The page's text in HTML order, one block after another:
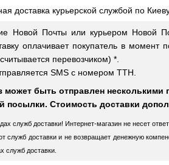
доставка курьерской службой по
Новой Почты или курьером Новой
оплачивает покупатель в момент
перевозчиком) *.
SMS с номером ТТН.
может быть отправлен
посылки. Стоимость доставки
служб доставки! Интернет-магазин не несет
служб доставки и не возвращает денежную
служб доставки.